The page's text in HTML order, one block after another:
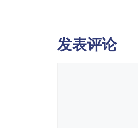
发表评论